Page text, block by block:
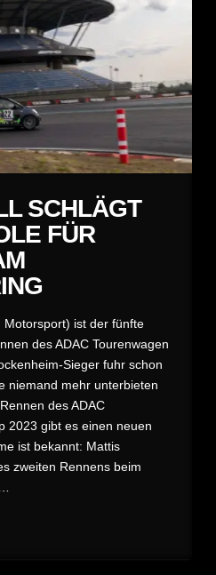
SCHLÄGT
FÜR
Motorsport) ist der fünfte
des ADAC Tourenwagen
Sieger fuhr schon
niemand mehr unterbieten
des ADAC
2023 gibt es einen neuen
ist bekannt: Mattis
zweiten Rennens beim